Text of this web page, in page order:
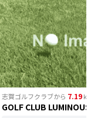
志賀ゴルフクラブから 7.19
GOLF CLUB LUMINOUS